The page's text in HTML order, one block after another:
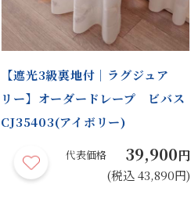
【遮光3級裏地付｜ラグジュア
リー】オーダードレープ ビバス
CJ35403(アイボリー)
代表価格 39,900円
(税込 43,890円)